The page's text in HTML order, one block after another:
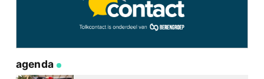
agenda